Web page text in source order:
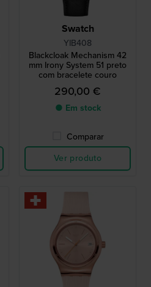
Swatch
YIB408
Blackcloak Mechanism 42
mm Irony System 51 preto
com bracelete couro
290,00 €
● Em stock
Comparar
Ver produto